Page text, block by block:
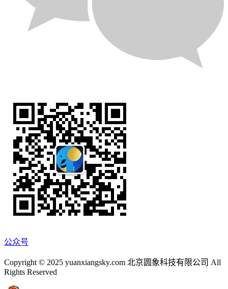
公众号
Copyright © 2025 yuanxiangsky.com 北京圆象科技有限公司 All
Rights Reserved